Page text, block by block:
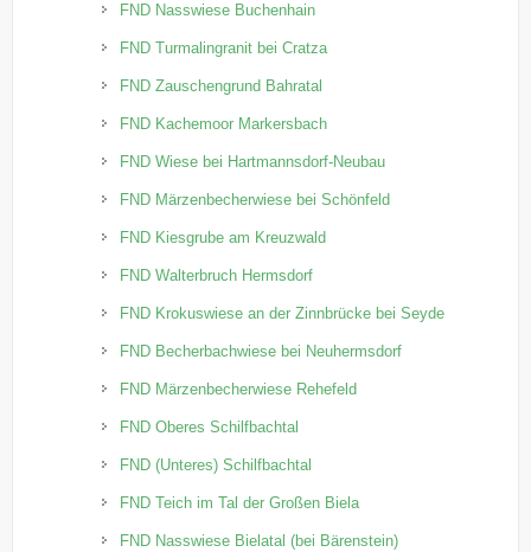
FND Nasswiese Buchenhain
FND Turmalingranit bei Cratza
FND Zauschengrund Bahratal
FND Kachemoor Markersbach
FND Wiese bei Hartmannsdorf-Neubau
FND Märzenbecherwiese bei Schönfeld
FND Kiesgrube am Kreuzwald
FND Walterbruch Hermsdorf
FND Krokuswiese an der Zinnbrücke bei Seyde
FND Becherbachwiese bei Neuhermsdorf
FND Märzenbecherwiese Rehefeld
FND Oberes Schilfbachtal
FND (Unteres) Schilfbachtal
FND Teich im Tal der Großen Biela
FND Nasswiese Bielatal (bei Bärenstein)